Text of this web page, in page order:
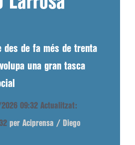
des de fa més de trenta
una gran tasca
09:32 Actualitzat:
per Aciprensa / Diego